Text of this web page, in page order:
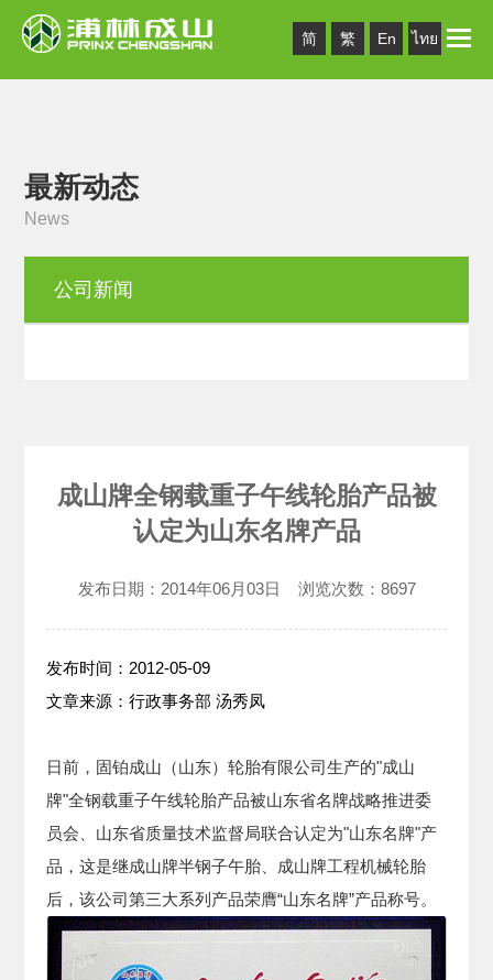
简 繁 En ไทย Toggle
最新动态
News
公司新闻
成山牌全钢载重子午线轮胎产品被
认定为山东名牌产品
发布日期： 2014年06月03日 浏览次数： 8697
发布时间：2012-05-09
文章来源：行政事务部 汤秀凤
日前，固铂成山（山东）轮胎有限公司生产的"成山
牌"全钢载重子午线轮胎产品被山东省名牌战略推进委
员会、山东省质量技术监督局联合认定为"山东名牌"产
品，这是继成山牌半钢子午胎、成山牌工程机械轮胎
后，该公司第三大系列产品荣膺“山东名牌”产品称号。